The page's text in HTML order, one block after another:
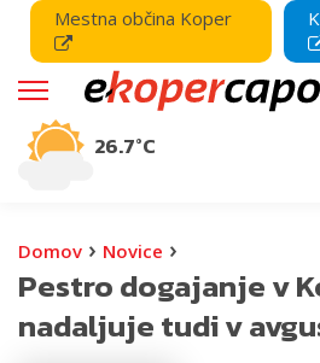
Mestna občina Koper
26.7°C
Domov › Novice ›
Pestro dogajanje v
nadaljuje tudi v